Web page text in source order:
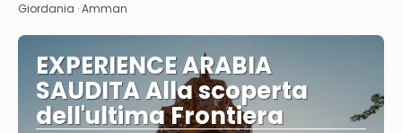
Giordania · Amman
EXPERIENCE ARABIA
SAUDITA Alla scoperta
dell'ultima Frontiera